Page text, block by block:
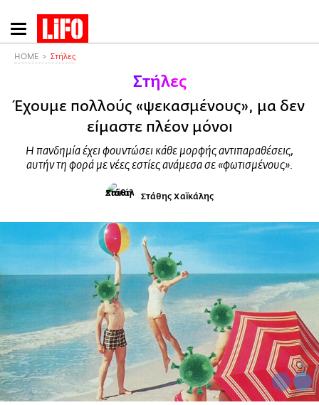
Παράκαμψη
προς
HOME Στήλες
Στήλες
Έχουμε πολλούς «ψεκασμένους», μα δεν
είμαστε πλέον μόνοι
Η πανδημία έχει φουντώσει κάθε μορφής αντιπαραθέσεις,
αυτήν τη φορά με νέες εστίες ανάμεσα σε «φωτισμένους».
Στάθης Χαϊκάλης